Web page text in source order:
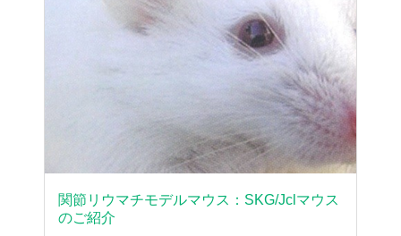
関節リウマチモデルマウス：SKG/Jclマウス
のご紹介